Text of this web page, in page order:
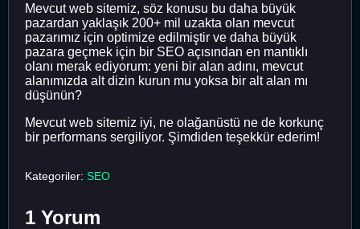
Mevcut web sitemiz, söz konusu bu daha büyük
pazardan yaklaşık 200+ mil uzakta olan mevcut
pazarımız için optimize edilmiştir ve daha büyük
pazara geçmek için bir SEO açısından en mantıklı
olanı merak ediyorum: yeni bir alan adını, mevcut
alanımızda alt dizin kurun mu yoksa bir alt alan mı
düşünün?
Mevcut web sitemiz iyi, ne olağanüstü ne de korkunç
bir performans sergiliyor. Şimdiden teşekkür ederim!
Kategoriler: SEO
1 Yorum